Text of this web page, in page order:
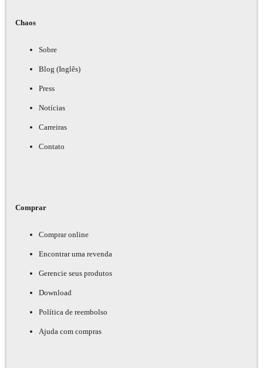
Chaos
Sobre
Blog (Inglês)
Press
Notícias
Carreiras
Contato
Comprar
Comprar online
Encontrar uma revenda
Gerencie seus produtos
Download
Política de reembolso
Ajuda com compras